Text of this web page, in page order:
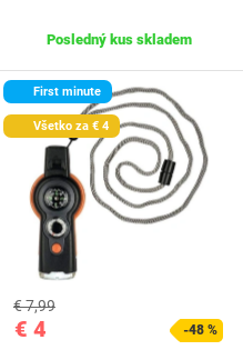
Posledný kus skladem
First minute
Všetko za € 4
€ 4
€ 7,99
-48 %